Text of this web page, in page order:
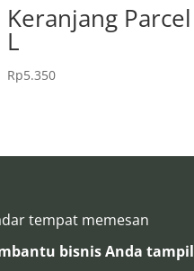
Keranjang Parcel
L
Rp5.350
tempat memesan
bisnis Anda tampil